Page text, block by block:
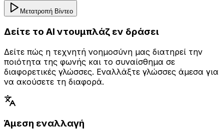
Μετατροπή Βίντεο
Δείτε το AI ντουμπλάζ εν δράσει
Δείτε πώς η τεχνητή νοημοσύνη μας διατηρεί την
ποιότητα της φωνής και το συναίσθημα σε
διαφορετικές γλώσσες. Εναλλάξτε γλώσσες άμεσα για
να ακούσετε τη διαφορά.
Άμεση εναλλαγή